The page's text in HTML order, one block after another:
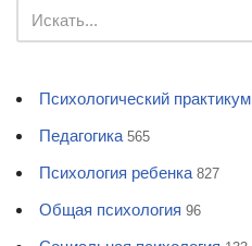
Психологический практикум
Педагогика 565
Психология ребенка 827
Общая психология 96